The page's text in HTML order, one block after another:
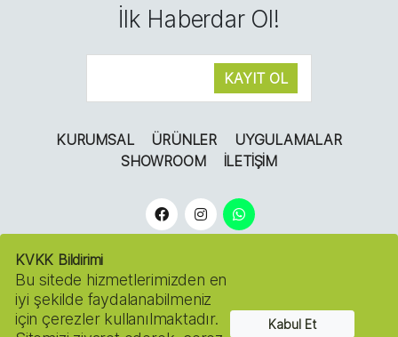
İlk Haberdar Ol!
KURUMSAL ÜRÜNLER
UYGULAMALAR
SHOWROOM
İLETIŞIM
KVKK Bildirimi
Bu sitede hizmetlerimizden en
iyi şekilde faydalanabilmeniz
için çerezler kullanılmaktadır.
Kabul Et